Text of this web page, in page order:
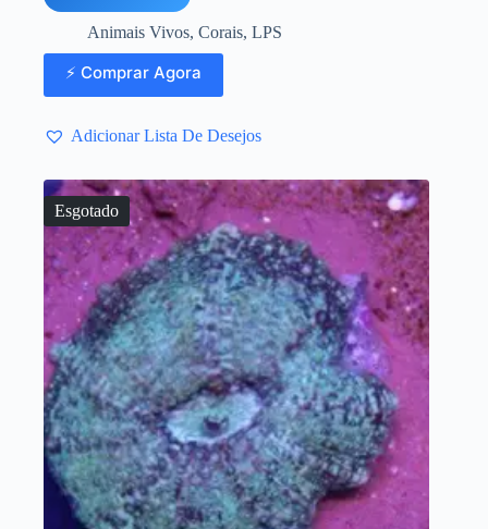
Animais Vivos, Corais, LPS
⚡ Comprar Agora
Adicionar Lista De Desejos
Esgotado